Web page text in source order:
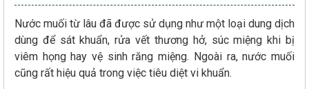
Nước muối từ lâu đã được sử dụng như một loại dung dịch
dùng để sát khuẩn, rửa vết thương hở, súc miệng khi bị
viêm họng hay vệ sinh răng miệng. Ngoài ra, nước muối
cũng rất hiệu quả trong việc tiêu diệt vi khuẩn.